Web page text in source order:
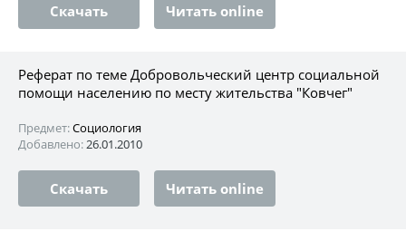
Скачать Читать online
Реферат по теме Добровольческий центр социальной
помощи населению по месту жительства "Ковчег"
Предмет:Социология
Добавлено:26.01.2010
Скачать Читать online